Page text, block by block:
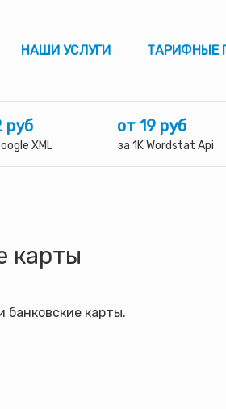
НАШИ УСЛУГИ ТАРИФНЫЕ
руб
XML
от 19 руб
за 1K Wordstat Api
карты
банковские карты.